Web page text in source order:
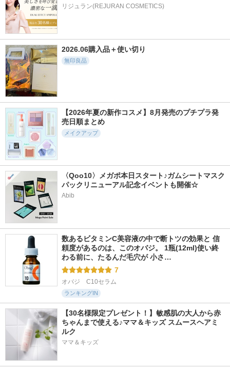
リジュラン(REJURAN COSMETICS)
2026.06購入品＋使い切り
無印良品
【2026年夏の新作コスメ】8月発売のプチプラ発
売日順まとめ
メイクアップ
〈Qoo10〉メガポ本日スタート♪ガムシートマスク
パックリニューアル記念イベントも開催☆
Abib
数あるビタミンC美容液の中で断トツの効果と 信
頼度があるのは、このオバジ。 1瓶(12ml)使い終
わる前に、たるんだ毛穴が 小さ…
7
オバジ　C10セラム
ランキングIN
【30名様限定プレゼント！】敏感肌の大人から赤
ちゃんまで使える♪ママ＆キッズ スムースヘアミ
ルク
ママ＆キッズ